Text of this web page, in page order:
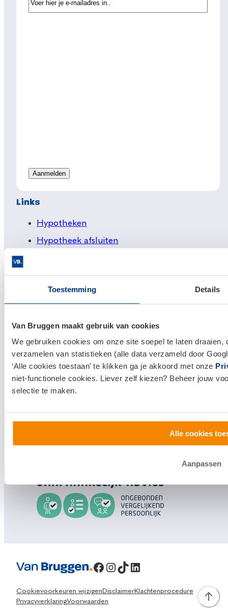
Toestemming Details
Van Bruggen maakt gebruik van cookies
We gebruiken cookies om onze site soepel te laten
verzamelen van statistieken (alle data verzameld door
‘Alle cookies toestaan’ te klikken ga je akkoord met onze
niet-functionele cookies. Liever zelf kiezen? Beheer jouw
selectie te maken.
Alle cookies
Aanpassen
Links
Hypotheken
Hypotheek afsluiten
Financieel Advies
Verzekeringsadvies
Huis kopen
Huis verkopen
Klantenservice en contact
Bezoek eenvestiging
Facebook
Instagram
TikTok
LinkedIn
Cookievoorkeuren wijzigen DisclaimerKlachtenprocedure
PrivacyverklaringVoorwaarden